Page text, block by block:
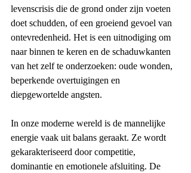
levenscrisis die de grond onder zijn voeten
doet schudden, of een groeiend gevoel van
ontevredenheid. Het is een uitnodiging om
naar binnen te keren en de schaduwkanten
van het zelf te onderzoeken: oude wonden,
beperkende overtuigingen en
diepgewortelde angsten.
In onze moderne wereld is de mannelijke
energie vaak uit balans geraakt. Ze wordt
gekarakteriseerd door competitie,
dominantie en emotionele afsluiting. De